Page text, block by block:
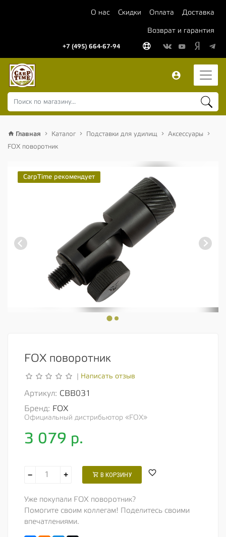
О нас Скидки Оплата Доставка
Возврат и гарантия
+7 (495) 664-67-94
Главная Каталог Подставки для удилищ
Аксессуары
FOX поворотник
CarpTime рекомендует
FOX поворотник
Написать отзыв
Артикул: CBB031
Бренд: FOX
Официальный дистрибьютор «FOX»
3 079 р.
− + В КОРЗИНУ
Уже покупали FOX поворотник?
Помогите своим коллегам! Поделитесь своими
впечатлениями.